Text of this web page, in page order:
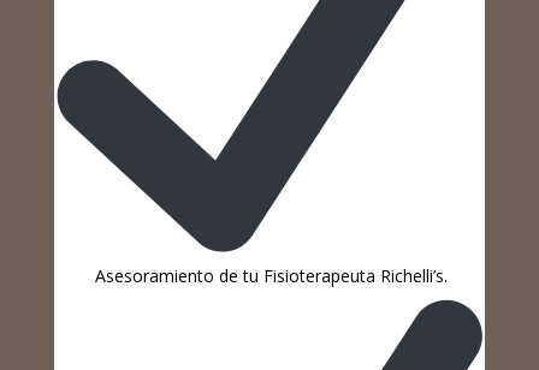
Asesoramiento de tu Fisioterapeuta Richelli’s.